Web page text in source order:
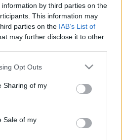
by third parties on the
This information may
parties on the IAB’s List of
may further disclose it to other
app uses one or more Google
behaviour. You may click to
and its third-party tags to
purposes in below Google
Opt Outs
Sharing of my
Sale of my
metronómjukat vagy a
kapcsolják be okostelefonjukon
Bepillantás a zongora